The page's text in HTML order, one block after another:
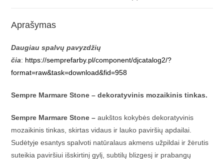
Aprašymas
Daugiau spalvų pavyzdžių
čia: https://semprefarby.pl/component/djcatalog2/?
format=raw&task=download&fid=958
Sempre Marmare Stone – dekoratyvinis mozaikinis tinkas.
Sempre Marmare Stone –aukštos kokybės dekoratyvinis
mozaikinis tinkas, skirtas vidaus ir lauko paviršių apdailai.
Sudėtyje esantys spalvoti natūralaus akmens užpildai ir žėrutis
suteikia paviršiui išskirtinį gylį, subtilų blizgesį ir prabangų